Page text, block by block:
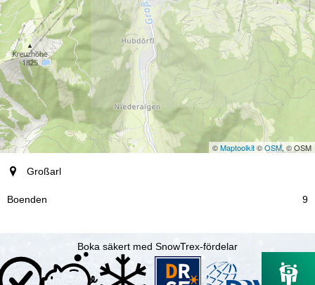
©Maptoolkit©OSM, © OSM
ort
Boenden
Großarl
9
Boka säkert med SnowTrex-fördelar